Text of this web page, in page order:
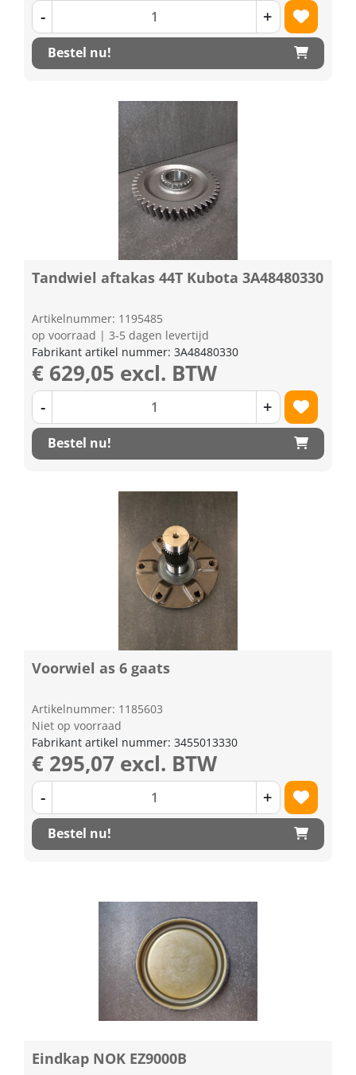
- +
Bestel nu!
Tandwiel aftakas 44T Kubota 3A48480330
Artikelnummer: 1195485
op voorraad | 3-5 dagen levertijd
Fabrikant artikel nummer: 3A48480330
€ 629,05 excl. BTW
- +
Bestel nu!
Voorwiel as 6 gaats
Artikelnummer: 1185603
Niet op voorraad
Fabrikant artikel nummer: 3455013330
€ 295,07 excl. BTW
- +
Bestel nu!
Eindkap NOK EZ9000B